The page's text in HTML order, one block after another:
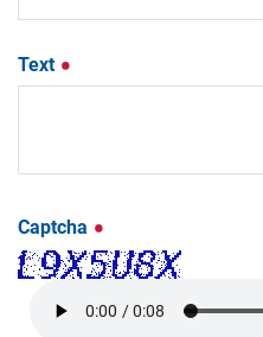
Text
Captcha